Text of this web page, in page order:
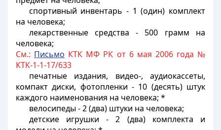
спортивный инвентарь - 1 (один) комплект
на человека;
лекарственные средства - 500 грамм на
человека;
См.: Письмо КТК МФ РК от 6 мая 2006 года №
КТК-1-1-17/633
печатные издания, видео-, аудиокассеты,
компакт диски, фотопленки - 10 (десять) штук
каждого наименования на человека; *
велосипеды - 2 (два) штуки на человека;
детские игрушки - 2 (два) комплекта и